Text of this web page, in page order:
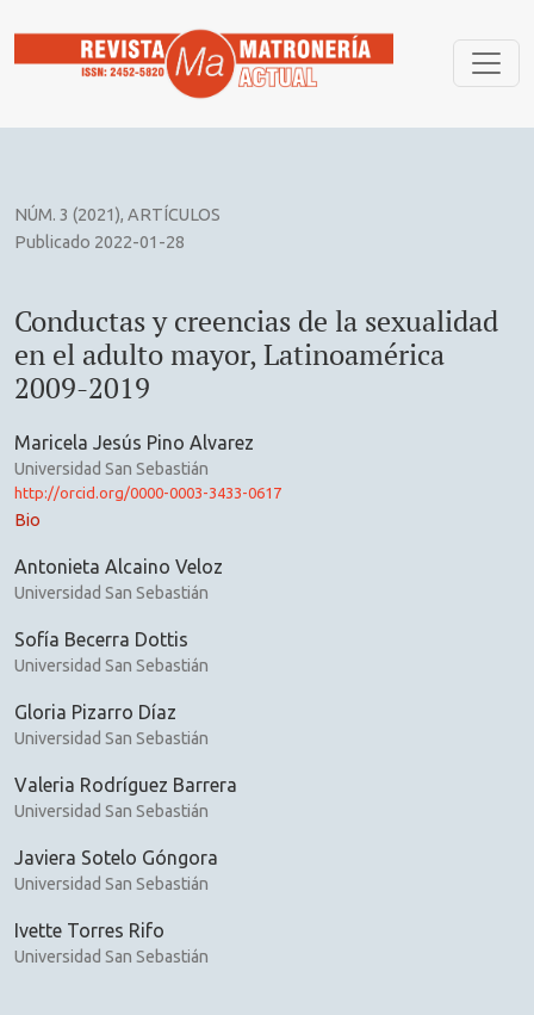
NÚM. 3 (2021), ARTÍCULOS
Conductas y creencias de la sexualidad
en el adulto mayor, Latinoamérica
2009-2019
Publicado 2022-01-28
Maricela Jesús Pino Alvarez
Universidad San Sebastián
http://orcid.org/0000-0003-3433-0617
Bio
Antonieta Alcaino Veloz
Universidad San Sebastián
Sofía Becerra Dottis
Universidad San Sebastián
Gloria Pizarro Díaz
Universidad San Sebastián
Valeria Rodríguez Barrera
Universidad San Sebastián
Javiera Sotelo Góngora
Universidad San Sebastián
Ivette Torres Rifo
Universidad San Sebastián